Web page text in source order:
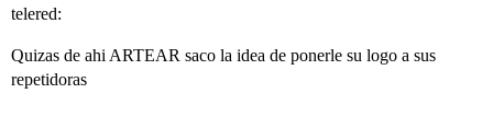
telered:
Quizas de ahi ARTEAR saco la idea de ponerle su logo a sus
repetidoras